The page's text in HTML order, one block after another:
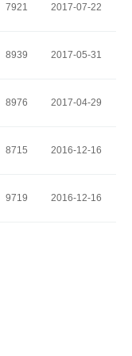
7921 2017-07-22
8939 2017-05-31
8976 2017-04-29
8715 2016-12-16
9719 2016-12-16